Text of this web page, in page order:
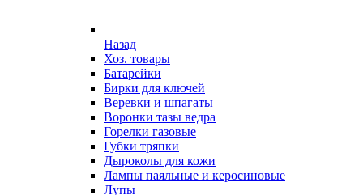
Назад
Хоз. товары
Батарейки
Бирки для ключей
Веревки и шпагаты
Воронки тазы ведра
Горелки газовые
Губки тряпки
Дыроколы для кожи
Лампы паяльные и керосиновые
Лупы